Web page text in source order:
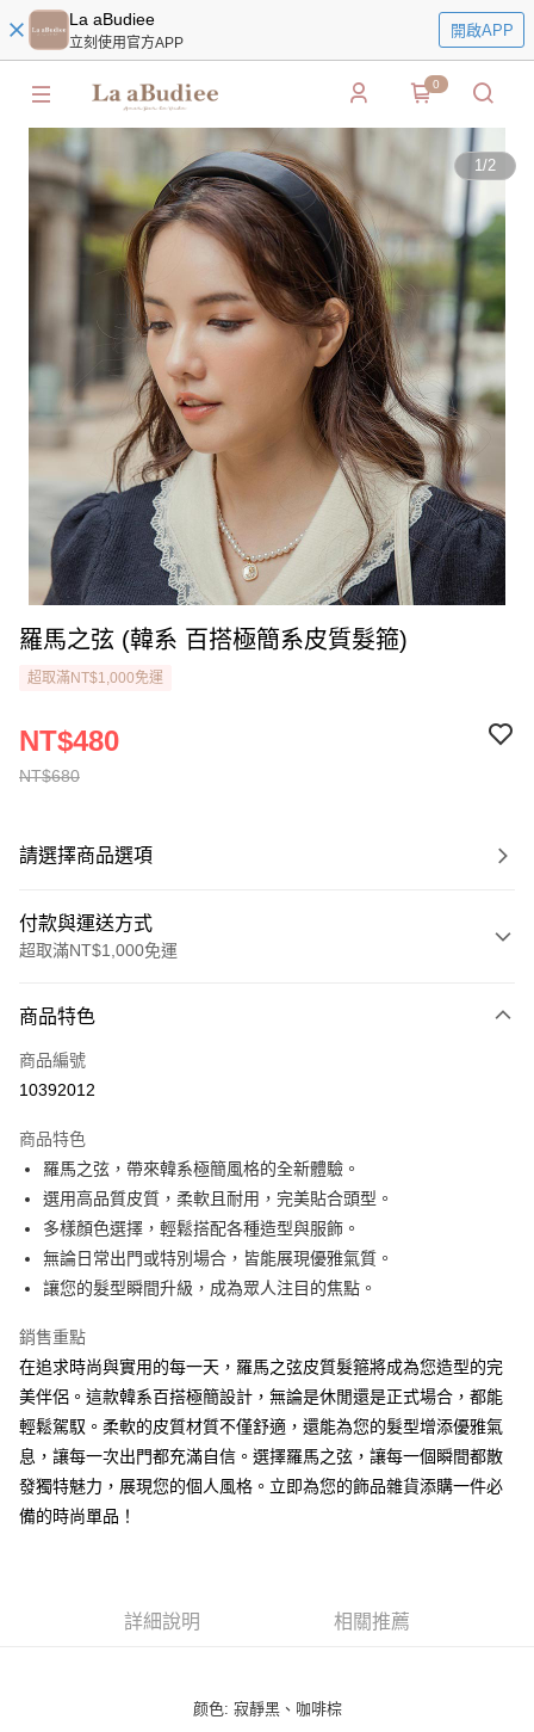
La aBudiee
立刻使用官方APP
開啟APP
0
1/2
羅馬之弦 (韓系 百搭極簡系皮質髮箍)
超取滿NT$1,000免運
NT$680
NT$480
請選擇商品選項
付款與運送方式
超取滿NT$1,000免運
信用卡一次付款
Apple Pay
悠遊付
ATM付款
運送方式
每筆NT$100，滿NT$1,000(含以上)免運費
付款後7-11純取貨
宅配
每筆NT$100，滿NT$1,000(含以上)免運費
商品特色
商品編號
10392012
商品特色
羅馬之弦，帶來韓系極簡風格的全新體驗。
選用高品質皮質，柔軟且耐用，完美貼合頭型。
多樣顏色選擇，輕鬆搭配各種造型與服飾。
無論日常出門或特別場合，皆能展現優雅氣質。
讓您的髮型瞬間升級，成為眾人注目的焦點。
銷售重點
在追求時尚與實用的每一天，羅馬之弦皮質髮箍將成為您造型的完
美伴侶。這款韓系百搭極簡設計，無論是休閒還是正式場合，都能
輕鬆駕馭。柔軟的皮質材質不僅舒適，還能為您的髮型增添優雅氣
息，讓每一次出門都充滿自信。選擇羅馬之弦，讓每一個瞬間都散
發獨特魅力，展現您的個人風格。立即為您的飾品雜貨添購一件必
備的時尚單品！
詳細說明 相關推薦
颜色: 寂靜黑、咖啡棕